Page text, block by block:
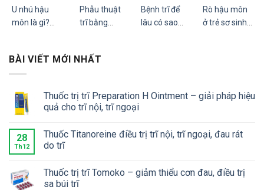
U nhú hậu
môn là gì?
cách điều trị
Phẫu thuật
trĩ bằng
không? Ưu,
Bệnh trĩ để
lâu có sao
Rò hậu môn
ở trẻ sơ sinh:
BÀI VIẾT MỚI NHẤT
Thuốc trị trĩ Preparation H Ointment – giải pháp hiệu
quả cho trĩ nội, trĩ ngoại
28
Th12
Thuốc Titanoreine điều trị trĩ nội, trĩ ngoại, đau rát
do trĩ
Thuốc trị trĩ Tomoko – giảm thiểu cơn đau, điều trị
sa búi trĩ